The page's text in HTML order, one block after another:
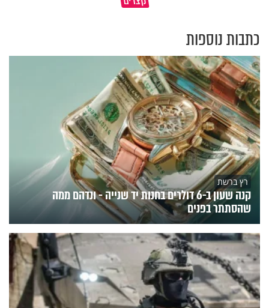
כתבות נוספות
רץ ברשת
קנה שעון ב-6 דולרים בחנות יד שנייה - ונדהם ממה
שהסתתר בפנים